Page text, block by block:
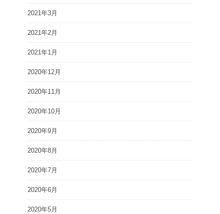
2021年3月
2021年2月
2021年1月
2020年12月
2020年11月
2020年10月
2020年9月
2020年8月
2020年7月
2020年6月
2020年5月